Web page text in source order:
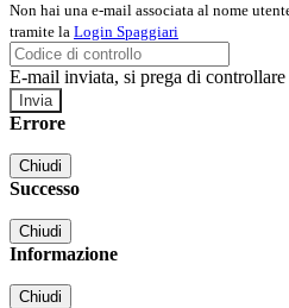
Non hai una e-mail associata al nome
tramite la Login Spaggiari
E-mail inviata, si prega di
Errore
Chiudi
Successo
Chiudi
Informazione
Chiudi